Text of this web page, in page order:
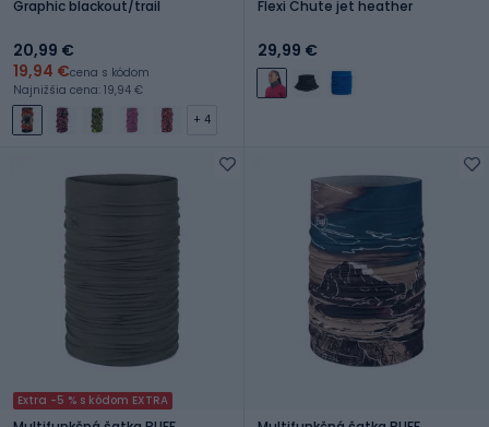
Graphic blackout/trail
20,99 €
19,94 €cena s kódom
Najnižšia cena: 19,94 €
+ 4
Flexi Chute jet heather
29,99 €
Extra -5 % s kódom EXTRA